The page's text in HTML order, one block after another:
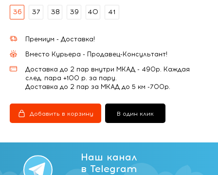
36 37 38 39 40 41
Премиум - Доставка!
Вместо Курьера - Продавец-Консультант!
Доставка до 2 пар внутри МКАД - 490р. Каждая
след. пара +100 р. за пару.
Доставка до 2 пар за МКАД до 5 км -700р.
Добавить в корзину В один клик
Наш канал
в Telegram